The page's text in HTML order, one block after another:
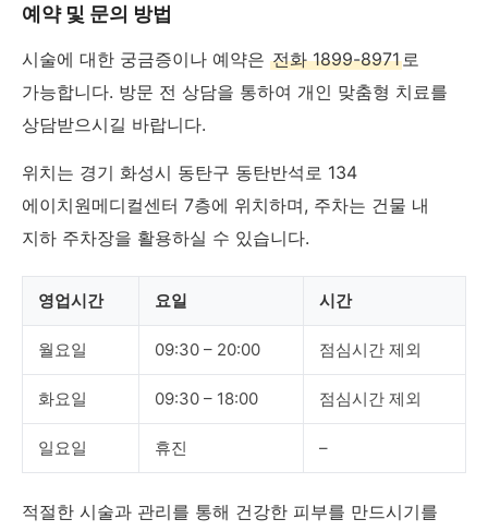
예약 및 문의 방법
시술에 대한 궁금증이나 예약은 전화 1899-8971 로
가능합니다. 방문 전 상담을 통하여 개인 맞춤형 치료를
상담받으시길 바랍니다.
위치는 경기 화성시 동탄구 동탄반석로 134
에이치원메디컬센터 7층에 위치하며, 주차는 건물 내
지하 주차장을 활용하실 수 있습니다.
영업시간 요일 시간
월요일 09:30 – 20:00 점심시간 제외
화요일 09:30 – 18:00 점심시간 제외
일요일 휴진 –
적절한 시술과 관리를 통해 건강한 피부를 만드시기를